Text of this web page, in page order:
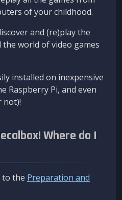
of your childhood.
and (re)play the
world of video games
installed on inexpensive
Raspberry Pi, and even
not)!
Where do I
to the Preparation and